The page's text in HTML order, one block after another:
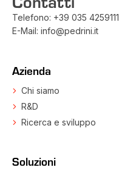
Telefono: +39 035 4259111
E-Mail: info@pedrini.it
Azienda
Chi siamo
R&D
Ricerca e sviluppo
Soluzioni